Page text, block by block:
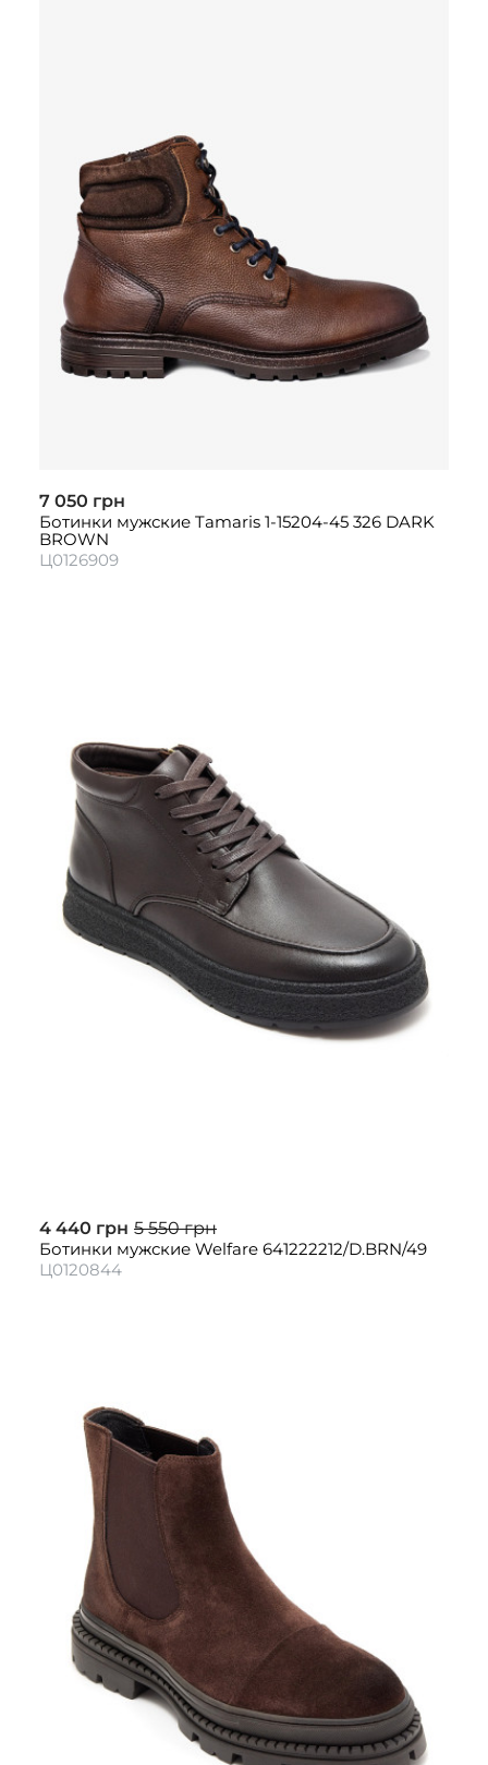
7 050 грн
Ботинки мужские Tamaris 1-15204-45 326 DARK
BROWN
Ц0126909
4 440 грн 5 550 грн
Ботинки мужские Welfare 641222212/D.BRN/49
Ц0120844